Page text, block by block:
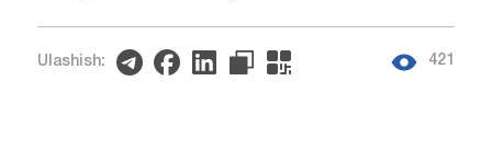
Ulashish: 421